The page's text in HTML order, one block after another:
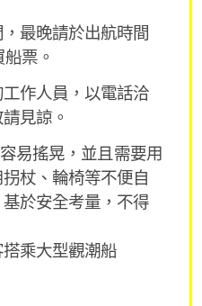
最晚請於出航時間
票。
作人員，以電話洽
見諒。
易搖晃，並且需要用
杖、輪椅等不便自
於安全考量，不得
乘大型觀潮船